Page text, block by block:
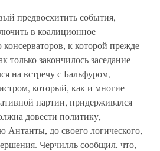
предвосхитить события,
в коалиционное
к которой прежде
только закончилось заседание
на встречу с Бальфуром,
который, как и многие
партии, придерживался
довести политику,
до своего логического,
Черчилль сообщил, что,